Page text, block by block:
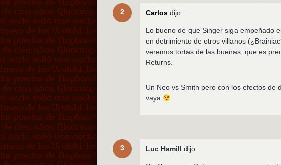
2 Carlos dijo:
Lo bueno de que Singer siga empeñado
en detrimiento de otros villanos
veremos tortas de las buenas, que es
Returns.
Un Neo vs Smith pero con los efectos de
vaya
3 Luc Hamill dijo: